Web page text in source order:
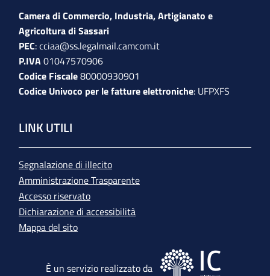
Camera di Commercio, Industria, Artigianato e
Agricoltura di Sassari
PEC:cciaa@ss.legalmail.camcom.it
P.IVA01047570906
Codice Fiscale80000930901
Codice Univoco per le fatture elettroniche: UFPXFS
LINK UTILI
Segnalazione di illecito
Amministrazione Trasparente
Accesso riservato
Dichiarazione di accessibilità
Mappa del sito
È un servizio realizzato da
Immagine